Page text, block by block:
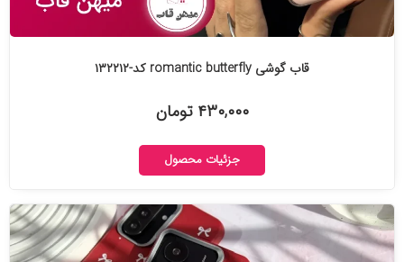
قاب گوشی romantic butterfly کد-۱۳۲۲۱۲
۴۳۰,۰۰۰ تومان
جزئیات محصول